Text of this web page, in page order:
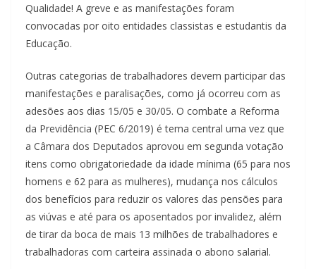
Qualidade! A greve e as manifestações foram
convocadas por oito entidades classistas e estudantis da
Educação.
Outras categorias de trabalhadores devem participar das
manifestações e paralisações, como já ocorreu com as
adesões aos dias 15/05 e 30/05. O combate a Reforma
da Previdência (PEC 6/2019) é tema central uma vez que
a Câmara dos Deputados aprovou em segunda votação
itens como obrigatoriedade da idade mínima (65 para nos
homens e 62 para as mulheres), mudança nos cálculos
dos benefícios para reduzir os valores das pensões para
as viúvas e até para os aposentados por invalidez, além
de tirar da boca de mais 13 milhões de trabalhadores e
trabalhadoras com carteira assinada o abono salarial.